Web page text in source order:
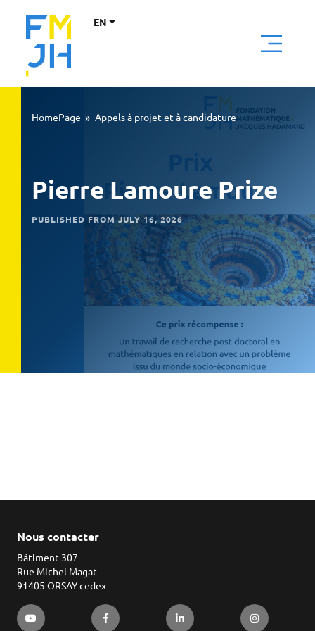
EN
HomePage » Appels à projet et à candidature
Pierre Lamoure Prize
PUBLISHED FROM JULY 16, 2026
Nous contacter
Bâtiment 307
Rue Michel Magat
91405 ORSAY cedex